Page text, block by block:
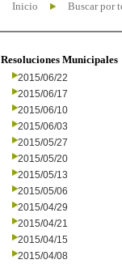
Inicio Buscar por
Resoluciones Municipales
2015/06/22
2015/06/17
2015/06/10
2015/06/03
2015/05/27
2015/05/20
2015/05/13
2015/05/06
2015/04/29
2015/04/21
2015/04/15
2015/04/08